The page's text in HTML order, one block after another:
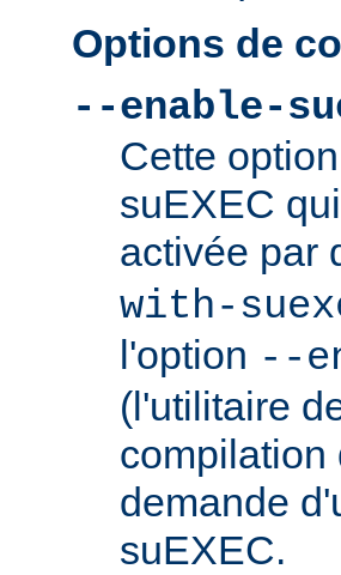
Options de
--enable-
Cette
suEXEC
activée par
with-
l'option --
(l'utilitaire
compilation
demande
suEXEC.